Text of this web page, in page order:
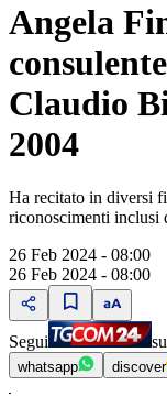
Angela
Claudio
2004
Ha recitato in diversi
riconoscimenti inclusi
26 Feb 2024 - 08:00
26 Feb 2024 - 08:00
Segui su
whatsapp discover